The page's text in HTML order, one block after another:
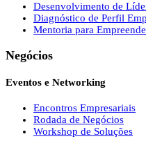
Desenvolvimento de
Diagnóstico de Perfil
Mentoria para
Negócios
Eventos e Networking
Encontros Empresariais
Rodada de Negócios
Workshop de Soluções